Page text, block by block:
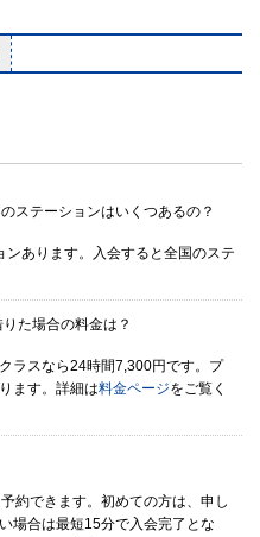
ステーションはいくつあるの？
あります。入会すると全国のステ
た場合の料金は？
ラスなら24時間7,300円です。プ
ます。詳細は料金ページをご覧く
約できます。初めての方は、申し
場合は最短15分で入会完了とな